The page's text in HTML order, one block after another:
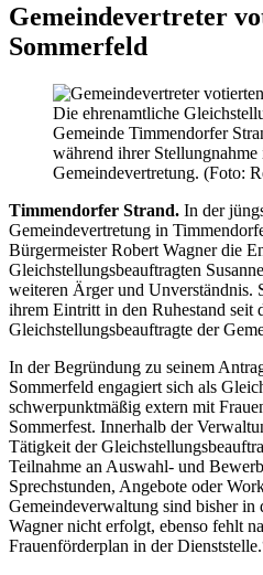
Gemeindevertreter
Sommerfeld
Die ehrenamtliche
Gemeinde Timmendorfer
während ihrer
Gemeindevertretung. (Foto:
Timmendorfer Strand. In der
Gemeindevertretung in
Bürgermeister Robert Wagner die
Gleichstellungsbeauftragten
weiteren Ärger und Unverständnis.
ihrem Eintritt in den Ruhestand seit
Gleichstellungsbeauftragte der
In der Begründung zu seinem
Sommerfeld engagiert sich als
schwerpunktmäßig extern mit
Sommerfest. Innerhalb der
Tätigkeit der
Teilnahme an Auswahl- und
Sprechstunden, Angebote oder
Gemeindeverwaltung sind bisher
Wagner nicht erfolgt, ebenso fehlt
Frauenförderplan in der